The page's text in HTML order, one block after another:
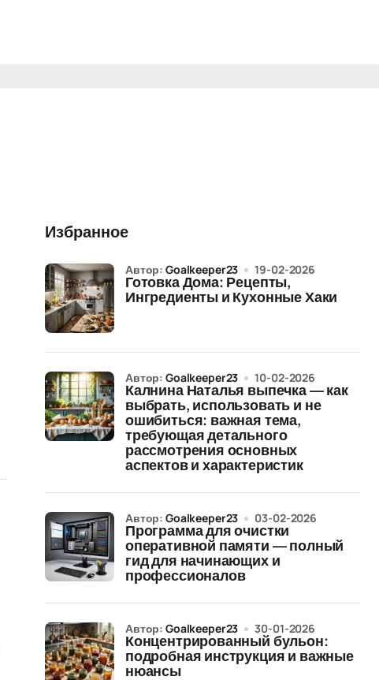
Избранное
Готовка Дома: Рецепты,
Ингредиенты и Кухонные Хаки
Автор:Goalkeeper23 19-02-2026
Калнина Наталья выпечка — как
выбрать, использовать и не
ошибиться: важная тема,
требующая детального
рассмотрения основных
аспектов и характеристик
Автор:Goalkeeper23 10-02-2026
Программа для очистки
оперативной памяти — полный
гид для начинающих и
профессионалов
Автор:Goalkeeper23 03-02-2026
Концентрированный бульон:
подробная инструкция и важные
нюансы
Автор:Goalkeeper23 30-01-2026